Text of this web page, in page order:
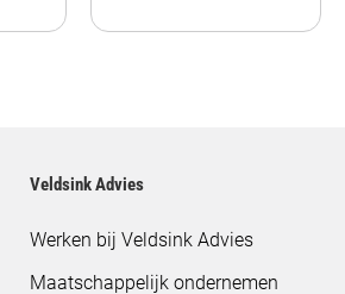
Veldsink Advies
Werken bij Veldsink Advies
Maatschappelijk ondernemen